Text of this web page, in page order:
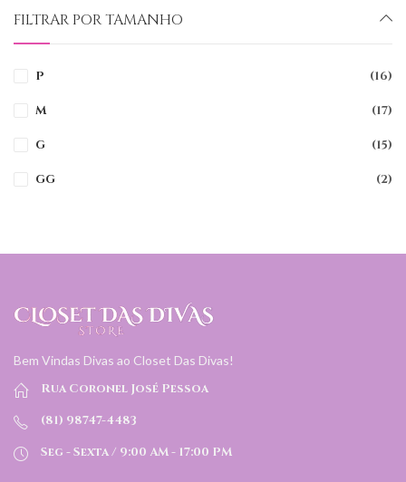
FILTRAR POR TAMANHO
P (16)
M (17)
G (15)
GG (2)
Bem Vindas Divas ao Closet Das Divas!
Rua Coronel José Pessoa
(81) 98747-4483
Seg - Sexta / 9:00 AM - 17:00 PM